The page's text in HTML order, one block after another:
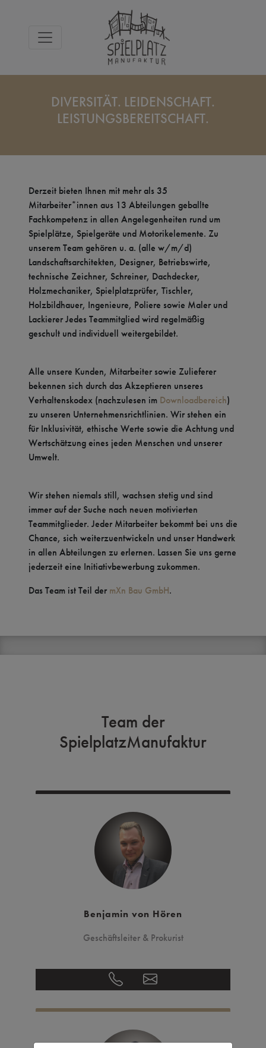
DIVERSITÄT. LEIDENSCHAFT.
LEISTUNGSBEREITSCHAFT.
Derzeit bieten Ihnen mit mehr als 35
Mitarbeiter*innen aus 13 Abteilungen geballte
Fachkompetenz in allen Angelegenheiten rund um
Spielplätze, Spielgeräte und Motorikelemente. Zu
unserem Team gehören u. a. (alle w/m/d)
Landschaftsarchitekten, Designer, Betriebswirte,
technische Zeichner, Schreiner, Dachdecker,
Holzmechaniker, Spielplatzprüfer, Tischler,
Holzbildhauer, Ingenieure, Poliere sowie Maler und
Lackierer Jedes Teammitglied wird regelmäßig
geschult und individuell weitergebildet.
Alle unsere Kunden, Mitarbeiter sowie Zulieferer
bekennen sich durch das Akzeptieren unseres
Verhaltenskodex (nachzulesen im Downloadbereich)
zu unseren Unternehmensrichtlinien. Wir stehen ein
für Inklusivität, ethische Werte sowie die Achtung und
Wertschätzung eines jeden Menschen und unserer
Umwelt.
Wir stehen niemals still, wachsen stetig und sind
immer auf der Suche nach neuen motivierten
Teammitglieder. Jeder Mitarbeiter bekommt bei uns die
Chance, sich weiterzuentwickeln und unser Handwerk
in allen Abteilungen zu erlernen. Lassen Sie uns gerne
jederzeit eine Initiativbewerbung zukommen.
Das Team ist Teil dermXn Bau GmbH.
Team der
SpielplatzManufaktur
Benjamin von Hören
Geschäftsleiter & Prokurist